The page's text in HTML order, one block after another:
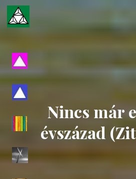
Skip
content
Nincs már
évszázad